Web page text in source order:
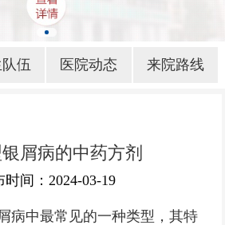
伍 医院动态 来院路线
屑病的中药方剂
时间：2024-03-19
病中最常见的一种类型，其特